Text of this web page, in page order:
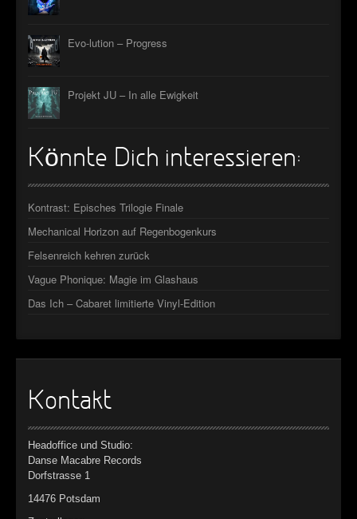
Evo-lution – Progress
Projekt JU – In alle Ewigkeit
Könnte Dich interessieren:
Kontrast: Episches Trilogie Finale
Mechanical Horizon auf Regenbogenkurs
Felsenreich kehren zurück
Vague Phonique: Magie im Glashaus
Das Ich – Cabaret limitierte Vinyl-Edition
Kontakt
Headoffice und Studio:
Danse Macabre Records
Dorfstrasse 1
14476 Potsdam